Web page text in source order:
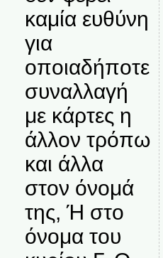
καμία ευθύνη
για
οποιαδήποτε
συναλλαγή
με κάρτες η
άλλον τρόπω
και άλλα
στον όνομά
της, Ή στο
όνομα του